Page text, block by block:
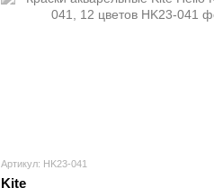
Артикул: HK23-041
Kite